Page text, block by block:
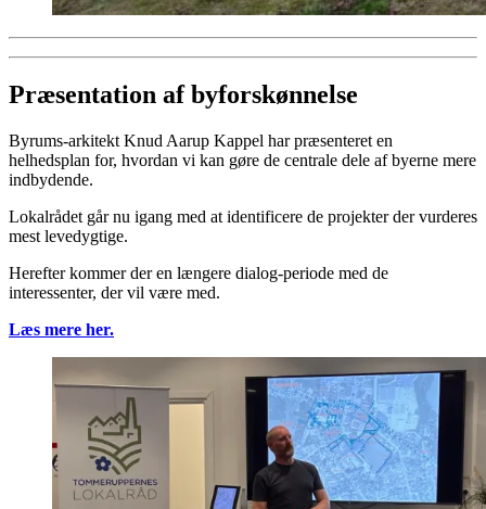
Præsentation af byforskønnelse
Byrums-arkitekt Knud Aarup Kappel har præsenteret en
helhedsplan for, hvordan vi kan gøre de centrale dele af byerne mere
indbydende.
Lokalrådet går nu igang med at identificere de projekter der vurderes
mest levedygtige.
Herefter kommer der en længere dialog-periode med de
interessenter, der vil være med.
Læs mere her.